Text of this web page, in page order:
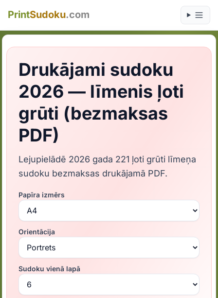
PrintSudoku.com
Drukājami sudoku
2026 — līmenis ļoti
grūti (bezmaksas
PDF)
Lejupielādē 2026 gada 221 ļoti grūti līmeņa
sudoku bezmaksas drukājamā PDF.
Papīra izmērs
Orientācija
Sudoku vienā lapā